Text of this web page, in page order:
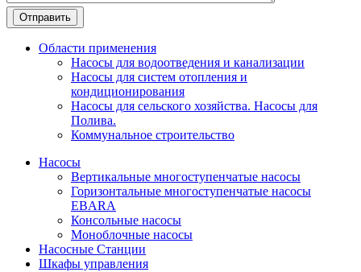
Области применения
Насосы для водоотведения и канализации
Насосы для систем отопления и
кондиционирования
Насосы для сельского хозяйства. Насосы для
Полива.
Коммунальное строительство
Насосы
Вертикальные многоступенчатые насосы
Горизонтальные многоступенчатые насосы
EBARA
Консольные насосы
Моноблочные насосы
Насосные Станции
Шкафы управления